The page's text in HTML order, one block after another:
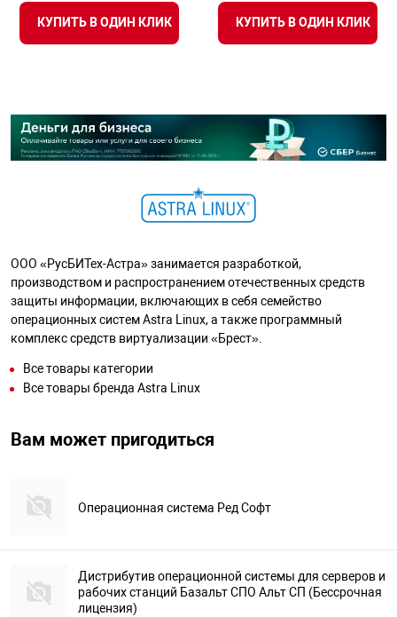
КУПИТЬ В ОДИН КЛИК КУПИТЬ В ОДИН КЛИК
ООО «РусБИТех-Астра» занимается разработкой,
производством и распространением отечественных средств
защиты информации, включающих в себя семейство
операционных систем Astra Linux, а также программный
комплекс средств виртуализации «Брест».
Все товары категории
Все товары бренда Astra Linux
Вам может пригодиться
Операционная система Ред Софт
Дистрибутив операционной системы для серверов и
рабочих станций Базальт СПО Альт СП (Бессрочная
лицензия)